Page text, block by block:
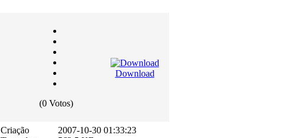
(0 Votos)
Download
Criação
2007-10-30 01:33:23